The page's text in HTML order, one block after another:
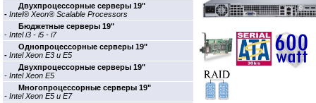
Двухпроцессорные cерверы 19"
- Intel® Xeon® Scalable Processors
Бюджетные cерверы 19"
- Intel i3 - i5 - i7
Однопроцессорные cерверы 19"
- Intel Xeon E3 и E5
Двухпроцессорные cерверы 19"
- Intel Xeon E5
Многопроцессорные cерверы 19"
- Intel Xeon E5 и E7